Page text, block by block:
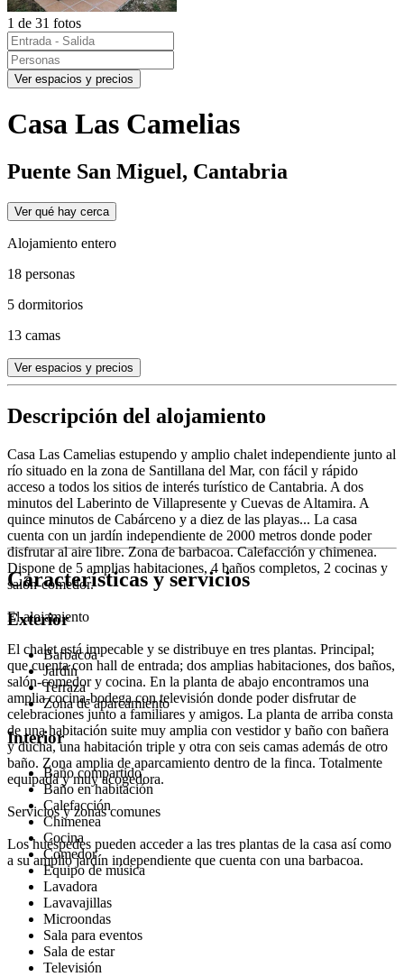
1 de 31 fotos
Ver espacios y precios
Casa Las Camelias
Puente San Miguel, Cantabria
Ver qué hay cerca
Alojamiento entero
18 personas
5 dormitorios
13 camas
Ver espacios y precios
Descripción del alojamiento
Casa Las Camelias estupendo y amplio chalet independiente junto al
río situado en la zona de Santillana del Mar, con fácil y rápido
acceso a todos los sitios de interés turístico de Cantabria. A dos
minutos del Laberinto de Villapresente y Cuevas de Altamira. A
quince minutos de Cabárceno y a diez de las playas... La casa
cuenta con un jardín independiente de 2000 metros donde poder
disfrutar al aire libre. Zona de barbacoa. Calefacción y chimenea.
Dispone de 5 amplias habitaciones, 4 baños completos, 2 cocinas y
salón-comedor.
El alojamiento
El chalet está impecable y se distribuye en tres plantas. Principal;
que cuenta con hall de entrada; dos amplias habitaciones, dos baños,
salón-comedor y cocina. En la planta de abajo encontramos una
amplia cocina-bodega con televisión donde poder disfrutar de
celebraciones junto a familiares y amigos. La planta de arriba consta
de una habitación suite muy amplia con vestidor y baño con bañera
y ducha, una habitación triple y otra con seis camas además de otro
baño. Zona amplia de aparcamiento dentro de la finca. Totalmente
equipada y muy acogedora.
Servicios y zonas comunes
Los huéspedes pueden acceder a las tres plantas de la casa así como
a su amplio jardín independiente que cuenta con una barbacoa.
Características y servicios
Exterior
Barbacoa
Jardín
Terraza
Zona de aparcamiento
Interior
Baño compartido
Baño en habitación
Calefacción
Chimenea
Cocina
Comedor
Equipo de música
Lavadora
Lavavajillas
Microondas
Sala para eventos
Sala de estar
Televisión